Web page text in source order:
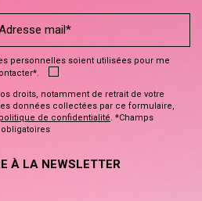
personnelles soient utilisées pour me
droits, notamment de retrait de votre
données collectées par ce formulaire,
politique de confidentialité. *Champs
obligatoires
À LA NEWSLETTER